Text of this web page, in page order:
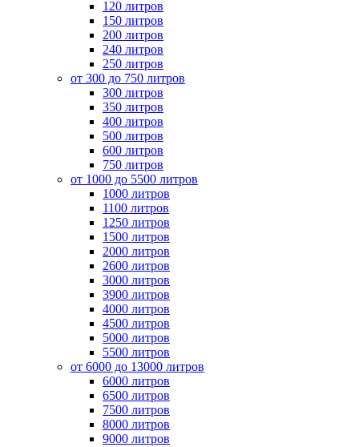
120 литров
150 литров
200 литров
240 литров
250 литров
от 300 до 750 литров
300 литров
350 литров
400 литров
500 литров
600 литров
750 литров
от 1000 до 5500 литров
1000 литров
1100 литров
1250 литров
1500 литров
2000 литров
2600 литров
3000 литров
3900 литров
4000 литров
4500 литров
5000 литров
5500 литров
от 6000 до 13000 литров
6000 литров
6500 литров
7500 литров
8000 литров
9000 литров